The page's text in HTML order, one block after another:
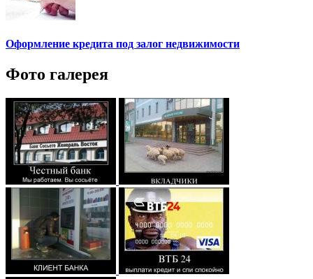
Оформление кредита под залог недвижимости
Фото галерея